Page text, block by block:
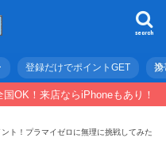
search
登録だけでポイントGET 携
OK！来店ならiPhoneもあり！
ト！プラマイゼロに無理に挑戦してみた